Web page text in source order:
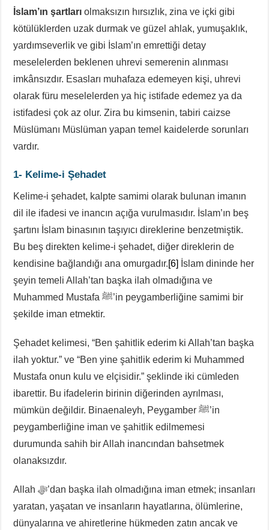
İslam’ın şartları olmaksızın hırsızlık, zina ve içki gibi
kötülüklerden uzak durmak ve güzel ahlak, yumuşaklık,
yardımseverlik ve gibi İslam’ın emrettiği detay
meselelerden beklenen uhrevi semerenin alınması
imkânsızdır. Esasları muhafaza edemeyen kişi, uhrevi
olarak füru meselelerden ya hiç istifade edemez ya da
istifadesi çok az olur. Zira bu kimsenin, tabiri caizse
Müslümanı Müslüman yapan temel kaidelerde sorunları
vardır.
1- Kelime-i Şehadet
Kelime-i şehadet, kalpte samimi olarak bulunan imanın
dil ile ifadesi ve inancın açığa vurulmasıdır. İslam’ın beş
şartını İslam binasının taşıyıcı direklerine benzetmiştik.
Bu beş direkten kelime-i şehadet, diğer direklerin de
kendisine bağlandığı ana omurgadır.[6] İslam dininde her
şeyin temeli Allah’tan başka ilah olmadığına ve
Muhammed Mustafa ﷺ’in peygamberliğine samimi bir
şekilde iman etmektir.
Şehadet kelimesi, “Ben şahitlik ederim ki Allah’tan başka
ilah yoktur.” ve “Ben yine şahitlik ederim ki Muhammed
Mustafa onun kulu ve elçisidir.” şeklinde iki cümleden
ibarettir. Bu ifadelerin birinin diğerinden ayrılması,
mümkün değildir. Binaenaleyh, Peygamber ﷺ’in
peygamberliğine iman ve şahitlik edilmemesi
durumunda sahih bir Allah inancından bahsetmek
olanaksızdır.
Allah ﷻ’dan başka ilah olmadığına iman etmek; insanları
yaratan, yaşatan ve insanların hayatlarına, ölümlerine,
dünyalarına ve ahiretlerine hükmeden zatın ancak ve